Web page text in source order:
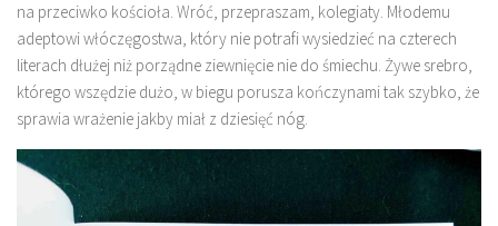
na przeciwko kościoła. Wróć, przepraszam, kolegiaty. Młodemu
adeptowi włóczęgostwa, który nie potrafi wysiedzieć na czterech
literach dłużej niż porządne ziewnięcie nie do śmiechu. Żywe srebro,
którego wszędzie dużo, w biegu porusza kończynami tak szybko, że
sprawia wrażenie jakby miał z dziesięć nóg.